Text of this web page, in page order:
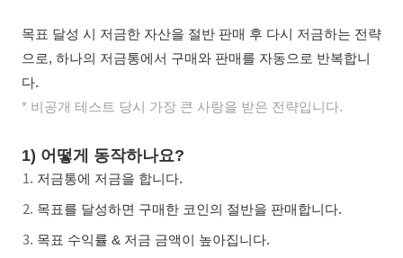
목표 달성 시 저금한 자산을 절반 판매 후 다시 저금하는 전략
으로, 하나의 저금통에서 구매와 판매를 자동으로 반복합니
다.
* 비공개 테스트 당시 가장 큰 사랑을 받은 전략입니다.
1) 어떻게 동작하나요?
저금통에 저금을 합니다.
목표를 달성하면 구매한 코인의 절반을 판매합니다.
목표 수익률 & 저금 금액이 높아집니다.